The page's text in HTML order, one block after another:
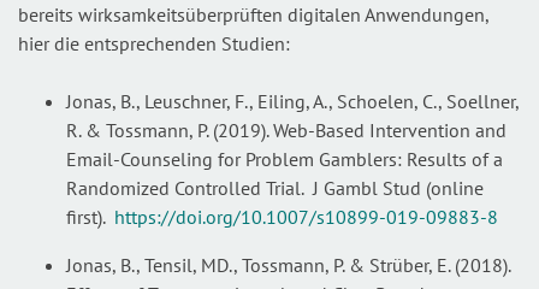
bereits wirksamkeitsüberprüften digitalen Anwendungen,
hier die entsprechenden Studien:
Jonas, B., Leuschner, F., Eiling, A., Schoelen, C., Soellner,
R. & Tossmann, P. (2019). Web-Based Intervention and
Email-Counseling for Problem Gamblers: Results of a
Randomized Controlled Trial. J Gambl Stud (online
first). https://doi.org/10.1007/s10899-019-09883-8
Jonas, B., Tensil, MD., Tossmann, P. & Strüber, E. (2018).